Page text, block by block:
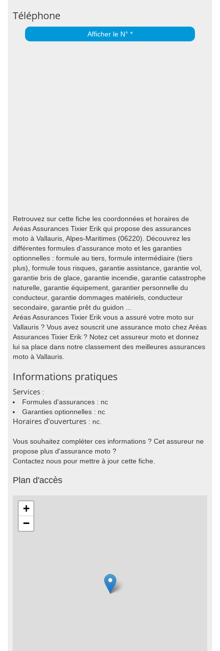
Téléphone
Afficher le N° *
Retrouvez sur cette fiche les coordonnées et horaires de
Aréas Assurances Tixier Erik qui propose des assurances
moto à Vallauris, Alpes-Maritimes (06220). Découvrez les
différentes formules d'assurance moto et les garanties
optionnelles : formule au tiers, formule intermédiaire (tiers
plus), formule tous risques, garantie assistance, garantie vol,
garantie bris de glace, garantie incendie, garantie catastrophe
naturelle, garantie équipement, garantier personnelle du
conducteur, garantie dommages matériels, conducteur
secondaire, garantie prêt du guidon ...
Aréas Assurances Tixier Erik vous a assuré votre moto sur
Vallauris ? Vous avez souscrit une assurance moto chez Aréas
Assurances Tixier Erik ? Notez cet assureur moto et donnez
lui sa place dans notre classement des meilleures assurances
moto à Vallauris.
Informations pratiques
Services :
Formules d'assurances : nc
Garanties optionnelles : nc
Horaires d'ouvertures : nc.
Vous souhaitez compléter ces informations ? Cet assureur ne
propose plus d'assurance moto ?
Contactez nous pour mettre à jour cette fiche.
Plan d'accès
+
−